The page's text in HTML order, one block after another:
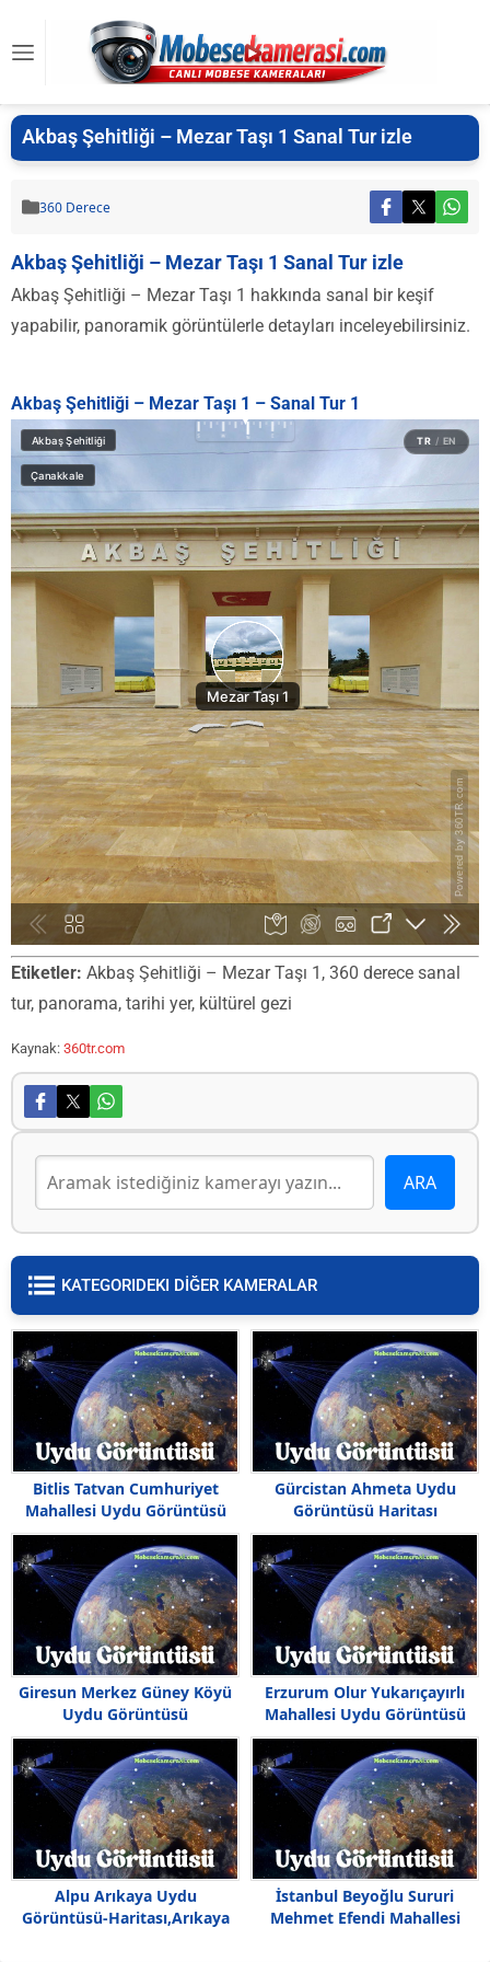
Akbaş Şehitliği – Mezar Taşı 1 Sanal Tur izle
360 Derece
Akbaş Şehitliği – Mezar Taşı 1 Sanal Tur izle
Akbaş Şehitliği – Mezar Taşı 1 hakkında sanal bir keşif
yapabilir, panoramik görüntülerle detayları inceleyebilirsiniz.
Akbaş Şehitliği – Mezar Taşı 1 – Sanal Tur 1
Etiketler: Akbaş Şehitliği – Mezar Taşı 1, 360 derece sanal
tur, panorama, tarihi yer, kültürel gezi
Kaynak: 360tr.com
KATEGORIDEKI DİĞER KAMERALAR
Bitlis Tatvan Cumhuriyet
Mahallesi Uydu Görüntüsü
Haritası
Gürcistan Ahmeta Uydu
Görüntüsü Haritası
Giresun Merkez Güney Köyü
Uydu Görüntüsü
Erzurum Olur Yukarıçayırlı
Mahallesi Uydu Görüntüsü
Haritası
Alpu Arıkaya Uydu
Görüntüsü-Haritası,Arıkaya
İstanbul Beyoğlu Sururi
Mehmet Efendi Mahallesi